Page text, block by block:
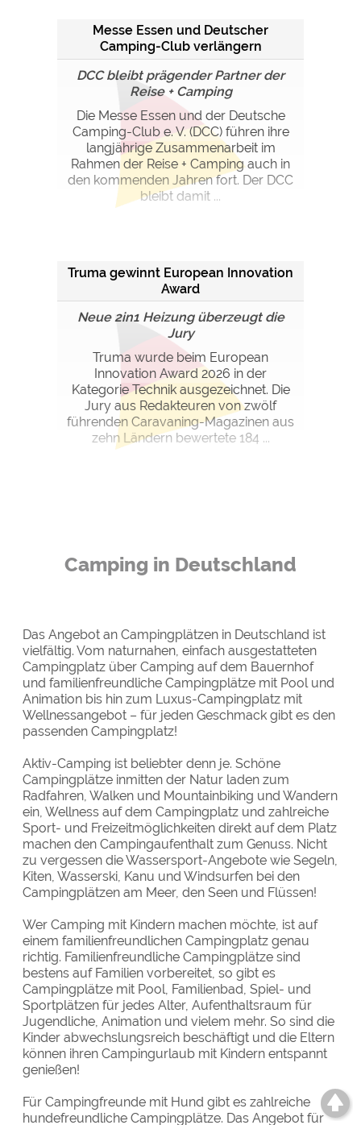
Messe Essen und Deutscher
Camping-Club verlängern
Kooperation
DCC bleibt prägender Partner der
Reise + Camping
Die Messe Essen und der Deutsche
Camping-Club e. V. (DCC) führen ihre
langjährige Zusammenarbeit im
Rahmen der Reise + Camping auch in
den kommenden Jahren fort. Der DCC
bleibt damit ...
Truma gewinnt European Innovation
Award
Neue 2in1 Heizung überzeugt die
Jury
Truma wurde beim European
Innovation Award 2026 in der
Kategorie Technik ausgezeichnet. Die
Jury aus Redakteuren von zwölf
führenden Caravaning-Magazinen aus
zehn Ländern bewertete 184 ...
Camping in Deutschland
Das Angebot an Campingplätzen in Deutschland ist
vielfältig. Vom naturnahen, einfach ausgestatteten
Campingplatz über Camping auf dem Bauernhof
und familienfreundliche Campingplätze mit Pool und
Animation bis hin zum Luxus-Campingplatz mit
Wellnessangebot – für jeden Geschmack gibt es den
passenden Campingplatz!
Aktiv-Camping ist beliebter denn je. Schöne
Campingplätze inmitten der Natur laden zum
Radfahren, Walken und Mountainbiking und Wandern
ein, Wellness auf dem Campingplatz und zahlreiche
Sport- und Freizeitmöglichkeiten direkt auf dem Platz
machen den Campingaufenthalt zum Genuss. Nicht
zu vergessen die Wassersport-Angebote wie Segeln,
Kiten, Wasserski, Kanu und Windsurfen bei den
Campingplätzen am Meer, den Seen und Flüssen!
Wer Camping mit Kindern machen möchte, ist auf
einem familienfreundlichen Campingplatz genau
richtig. Familienfreundliche Campingplätze sind
bestens auf Familien vorbereitet, so gibt es
Campingplätze mit Pool, Familienbad, Spiel- und
Sportplätzen für jedes Alter, Aufenthaltsraum für
Jugendliche, Animation und vielem mehr. So sind die
Kinder abwechslungsreich beschäftigt und die Eltern
können ihren Campingurlaub mit Kindern entspannt
genießen!
Für Campingfreunde mit Hund gibt es zahlreiche
hundefreundliche Campingplätze. Das Angebot für